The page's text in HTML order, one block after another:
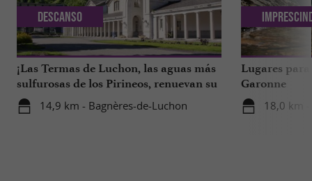
¡Las Termas de Luchon, las aguas más
sulfurosas de los Pirineos, renuevan su
imagen!
14,9 km - Bagnères-de-Luchon
Descanso
Lugares
Garonne
18,0 km